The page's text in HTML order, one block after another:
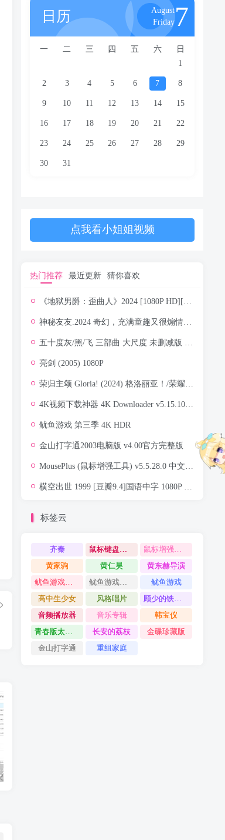
日历
August
Friday7
一 二 三 四 五 六
日
1
2 3 4 5 6 7 8
9 10 11 12 13 14 15
16 17 18 19 20 21 22
23 24 25 26 27 28 29
30 31
点我看小姐姐视频
热门推荐 最近更新 猜你喜欢
《地狱男爵：歪曲人》2024 [1080P HD][英语中文字幕]又名：地狱男爵：扭曲人的袭击.地狱男爵：驼背人
神秘友友.2024 奇幻，充满童趣又很煽情（4K+1080P）
五十度灰/黑/飞 三部曲 大尺度 未删减版 蓝光压制 1080P 中英特效字幕
亮剑 (2005) 1080P
荣归主颂 Gloria! (2024) 格洛丽亚！/荣耀归主！/意大利/瑞士/豆瓣: 6.8[1080P][中文字幕]
4K视频下载神器 4K Downloader v5.15.10 便携版
鱿鱼游戏 第三季 4K HDR
‌金山打字通2003电脑版 v4.00官方完整版
MousePlus (鼠标增强工具) v5.5.28.0 中文绿色版免费下载
横空出世 1999 [豆瓣9.4]国语中字 1080P 5.2G MKV[造原子弹]
标签云
齐秦 鼠标键盘替身
鼠标增强工具
黄家驹
黄仁昊
黄东赫导演
鱿鱼游戏第二季
鱿鱼游戏第一季
鱿鱼游戏
高中生少女
风格唱片
顾少的铁锅厨娘
音频播放器
音乐专辑
韩宝仪
长安的荔枝
金碟珍藏版
金山打字通
重组家庭